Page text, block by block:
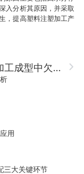
入分析其原因，并采取
，提高塑料注塑加工产
注塑加工成型中欠注缺陷的探析
用
三大关键环节